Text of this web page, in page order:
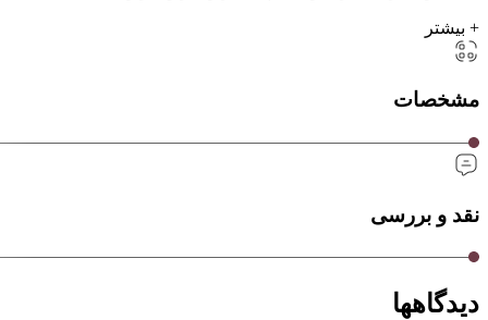
+ بیشتر
مشخصات
نقد و بررسی
دیدگاهها